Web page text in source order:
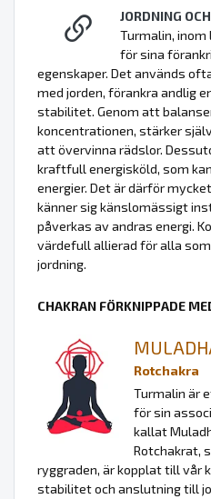
JORDNING
Turmalin,
för sina
egenskaper. Det används
med jorden, förankra andlig
stabilitet. Genom att
koncentrationen, stärker
att övervinna rädslor.
kraftfull energisköld, som
energier. Det är därför
känner sig känslomässigt
påverkas av andras energi.
värdefull allierad för alla
jordning.
CHAKRAN FÖRKNIPPADE
Rotchakra
Turmalin är
för sin
kallat
Rotchakrat,
ryggraden, är kopplat till vår
stabilitet och anslutning till